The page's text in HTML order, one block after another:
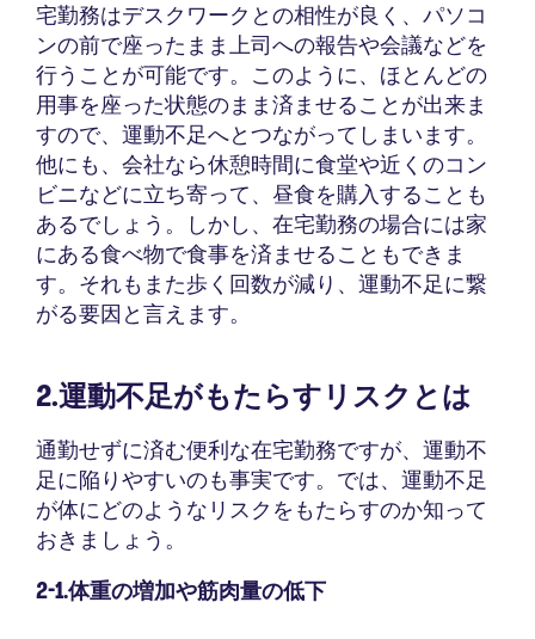
宅勤務はデスクワークとの相性が良く、パソコ
ンの前で座ったまま上司への報告や会議などを
行うことが可能です。このように、ほとんどの
用事を座った状態のまま済ませることが出来ま
すので、運動不足へとつながってしまいます。
他にも、会社なら休憩時間に食堂や近くのコン
ビニなどに立ち寄って、昼食を購入することも
あるでしょう。しかし、在宅勤務の場合には家
にある食べ物で食事を済ませることもできま
す。それもまた歩く回数が減り、運動不足に繋
がる要因と言えます。
2.運動不足がもたらすリスクとは
通勤せずに済む便利な在宅勤務ですが、運動不
足に陥りやすいのも事実です。では、運動不足
が体にどのようなリスクをもたらすのか知って
おきましょう。
2-1.体重の増加や筋肉量の低下